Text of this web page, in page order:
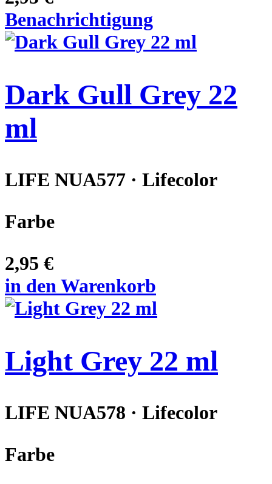
Benachrichtigung
Dark Gull Grey 22
ml
LIFE NUA577 · Lifecolor
Farbe
2,95 €
in den Warenkorb
Light Grey 22 ml
LIFE NUA578 · Lifecolor
Farbe